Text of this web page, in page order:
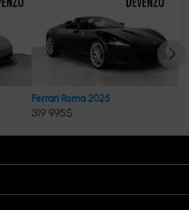
Ferrari Roma 2025
319 995$